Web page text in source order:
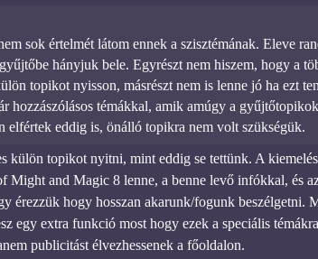
sok értelmét látom ennek a szisztémának. Eleve
hányjuk bele. Egyrészt nem hiszem, hogy a
topikot nyisson, másrészt nem is lenne jó ha ezt
hozzászólásos témákkal, amik amúgy a
elfértek eddig is, önálló topikra nem volt szükségük.
külön topikot nyitni, mint eddig se tettünk. A
Might and Magic 8 lenne, a benne levő infókkal, és
érezzük hogy hosszan akarunk/fogunk beszélgetni.
egy extra funkció most hogy ezek a speciális
publicitást élvezhessenek a főoldalon.